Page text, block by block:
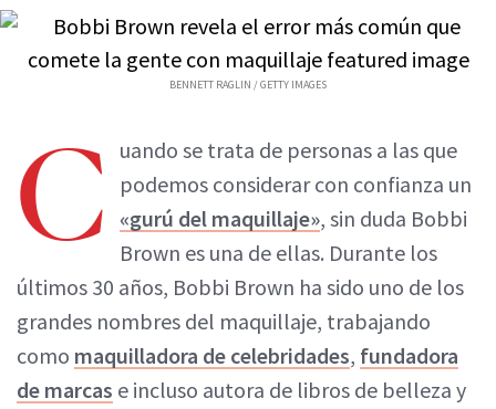
BENNETT RAGLIN / GETTY IMAGES
C
uando se trata de personas a las que
podemos considerar con confianza un
«gurú del maquillaje», sin duda Bobbi
Brown es una de ellas. Durante los
últimos 30 años, Bobbi Brown ha sido uno de los
grandes nombres del maquillaje, trabajando
como maquilladora de celebridades, fundadora
de marcas e incluso autora de libros de belleza y